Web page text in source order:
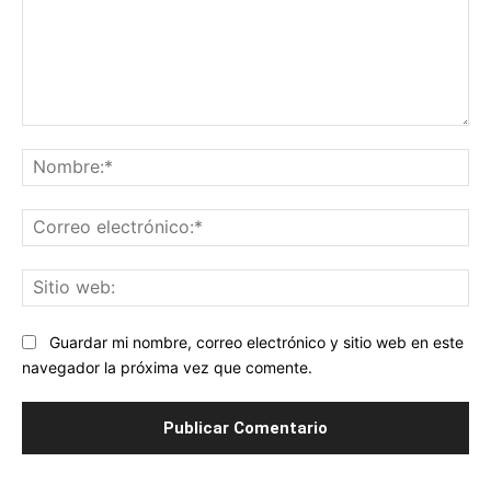
Guardar mi nombre, correo electrónico y sitio web en este
navegador la próxima vez que comente.